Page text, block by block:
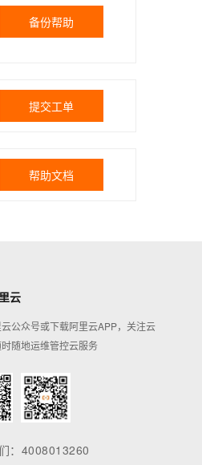
备份帮助
提交工单
帮助文档